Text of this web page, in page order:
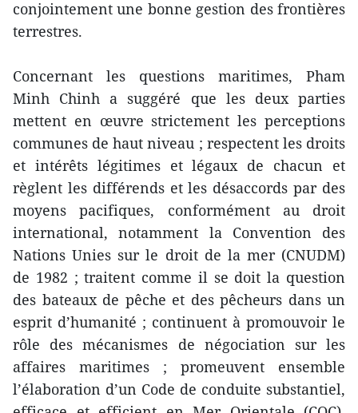
conjointement une bonne gestion des frontières
terrestres.
Concernant les questions maritimes, Pham
Minh Chinh a suggéré que les deux parties
mettent en œuvre strictement les perceptions
communes de haut niveau ; respectent les droits
et intérêts légitimes et légaux de chacun et
règlent les différends et les désaccords par des
moyens pacifiques, conformément au droit
international, notamment la Convention des
Nations Unies sur le droit de la mer (CNUDM)
de 1982 ; traitent comme il se doit la question
des bateaux de pêche et des pêcheurs dans un
esprit d’humanité ; continuent à promouvoir le
rôle des mécanismes de négociation sur les
affaires maritimes ; promeuvent ensemble
l’élaboration d’un Code de conduite substantiel,